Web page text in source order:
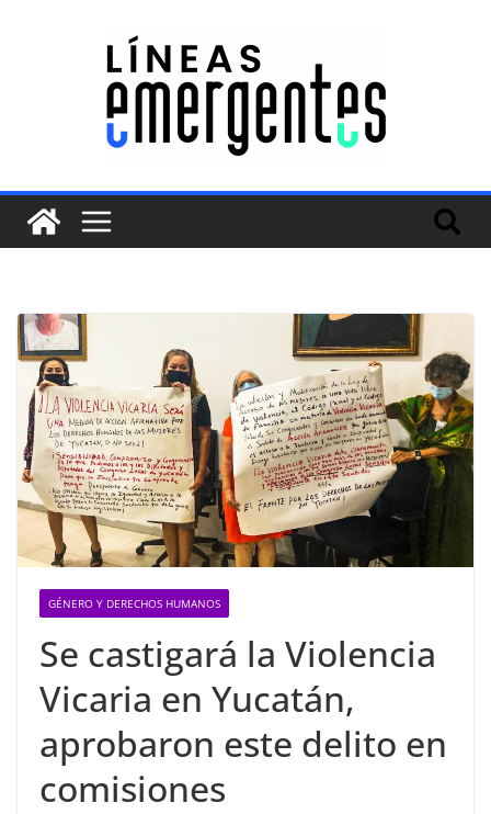
GÉNERO Y DERECHOS HUMANOS
Se castigará la Violencia
Vicaria en Yucatán,
aprobaron este delito en
comisiones